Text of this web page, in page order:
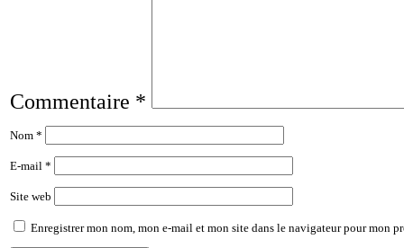
Commentaire *
Nom *
E-mail *
Site web
Enregistrer mon nom, mon e-mail et mon site dans le navigateur pour mon